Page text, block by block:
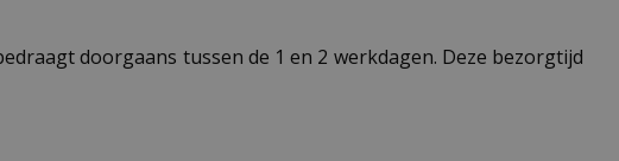
doorgaans tussen de 1 en 2 werkdagen. Deze bezorgtijd